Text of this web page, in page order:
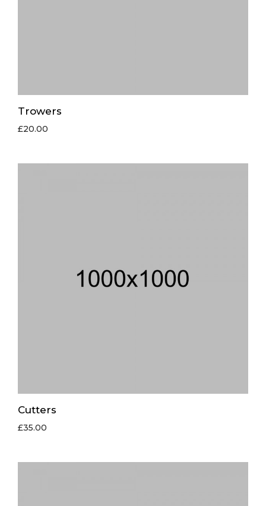
Trowers
£20.00
Cutters
£35.00